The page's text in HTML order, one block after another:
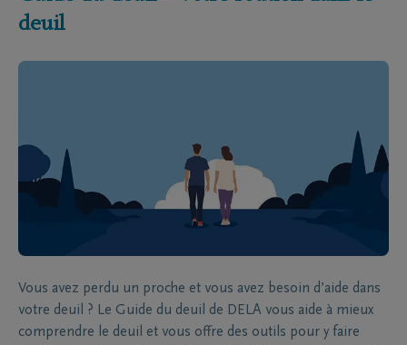
deuil
Vous avez perdu un proche et vous avez besoin d’aide dans
votre deuil ? Le Guide du deuil de DELA vous aide à mieux
comprendre le deuil et vous offre des outils pour y faire